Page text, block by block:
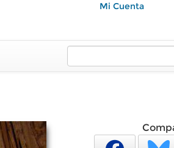
Mi Cuenta